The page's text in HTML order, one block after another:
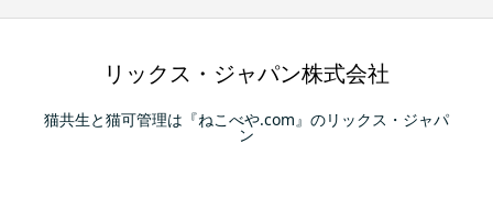
リックス・ジャパン株式会社
猫共生と猫可管理は『ねこべや.com』のリックス・ジャパ
ン